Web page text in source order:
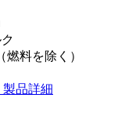
燃料を除く）
製品詳細